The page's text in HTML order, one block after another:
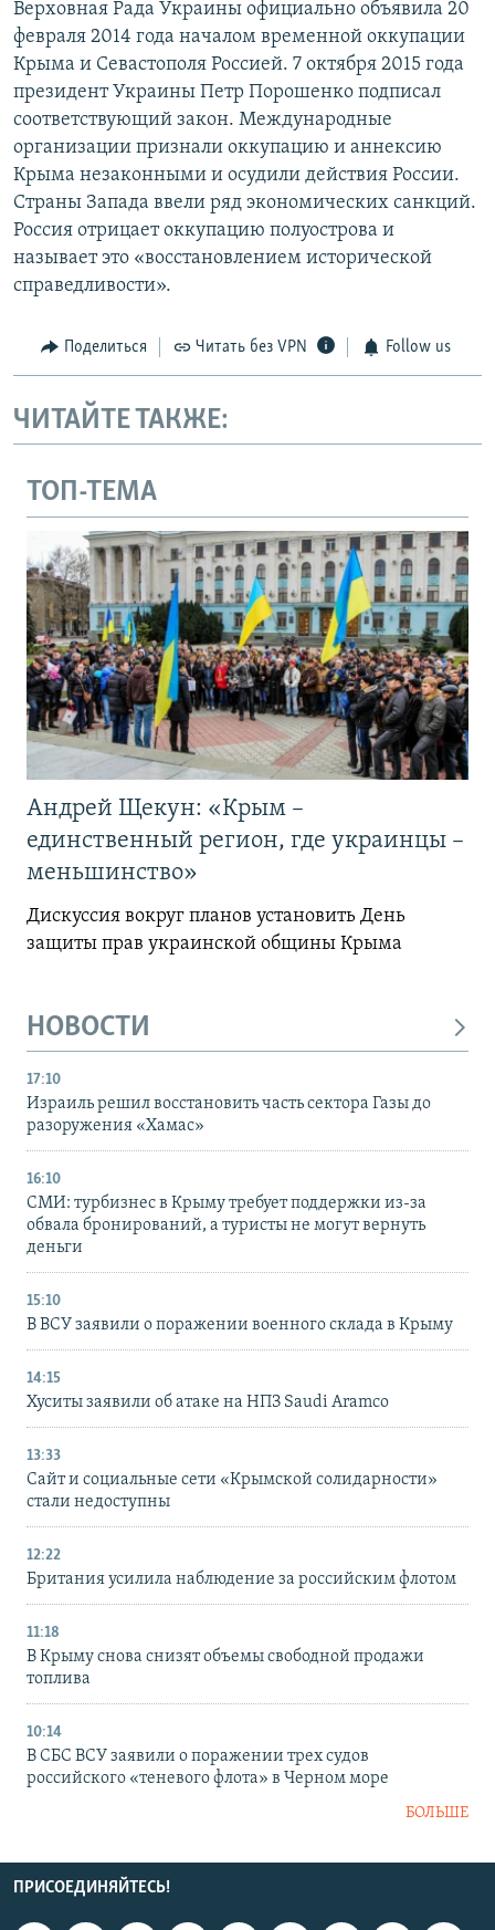
Верховная Рада Украины официально объявила 20
февраля 2014 года началом временной оккупации
Крыма и Севастополя Россией. 7 октября 2015 года
президент Украины Петр Порошенко подписал
соответствующий закон. Международные
организации признали оккупацию и аннексию
Крыма незаконными и осудили действия России.
Страны Запада ввели ряд экономических санкций.
Россия отрицает оккупацию полуострова и
называет это «восстановлением исторической
справедливости».
Поделиться Читать без VPN Follow us
ЧИТАЙТЕ ТАКЖЕ:
ТОП-ТЕМА
Андрей Щекун: «Крым –
единственный регион, где украинцы –
меньшинство»
Дискуссия вокруг планов установить День
защиты прав украинской общины Крыма
НОВОСТИ
17:10
Израиль решил восстановить часть сектора Газы до
разоружения «Хамас»
16:10
СМИ: турбизнес в Крыму требует поддержки из-за
обвала бронирований, а туристы не могут вернуть
деньги
15:10
В ВСУ заявили о поражении военного склада в Крыму
14:15
Хуситы заявили об атаке на НПЗ Saudi Aramco
13:33
Сайт и социальные сети «Крымской солидарности»
стали недоступны
12:22
Британия усилила наблюдение за российским флотом
11:18
В Крыму снова снизят объемы свободной продажи
топлива
10:14
В СБС ВСУ заявили о поражении трех судов
российского «теневого флота» в Черном море
БОЛЬШЕ
ПРИСОЕДИНЯЙТЕСЬ!